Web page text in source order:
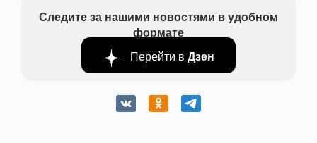
Следите за нашими новостями в удобном
формате
Перейти в Дзен